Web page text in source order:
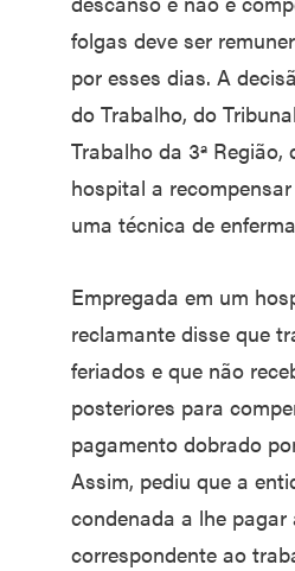
folgas deve ser
por esses dias. A
do Trabalho, do
Trabalho da 3ª Região,
hospital a
uma técnica de
Empregada em um
reclamante disse que
feriados e que não
posteriores para
pagamento dobrado
Assim, pediu que a
condenada a lhe pagar
correspondente ao